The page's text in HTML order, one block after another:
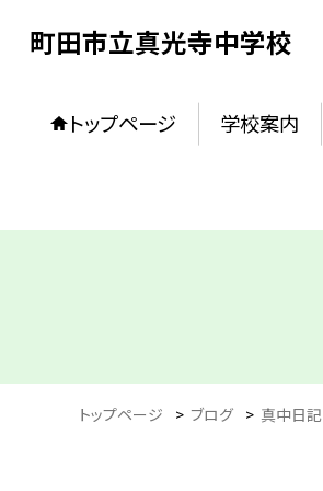
町田市立真光寺中学校
トップページ 学校案内
トップページ > ブログ > 真中日記